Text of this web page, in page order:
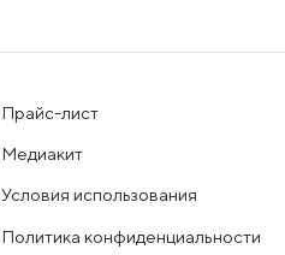
Прайс-лист
Медиакит
Условия использования
Политика конфиденциальности